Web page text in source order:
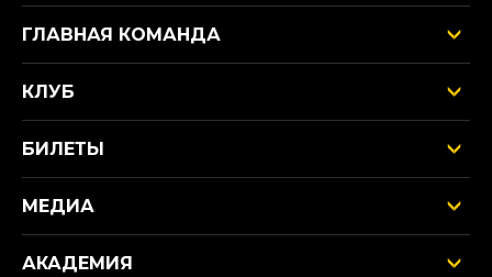
ГЛАВНАЯ КОМАНДА
КЛУБ
БИЛЕТЫ
МЕДИА
АКАДЕМИЯ